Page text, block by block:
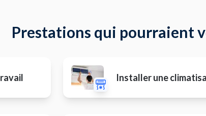
Prestations qui pourraient
Installer une